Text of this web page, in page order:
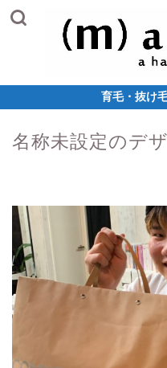
育毛・抜け
名称未設定のデ